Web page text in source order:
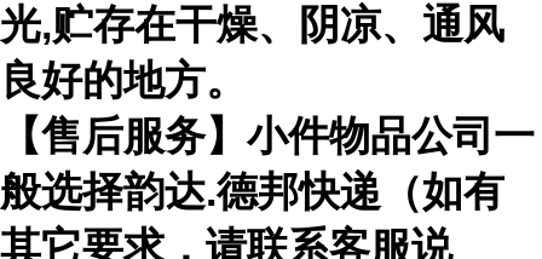
光,贮存在干燥、阴凉、通风
良好的地方。
【售后服务】小件物品公司一
般选择韵达.德邦快递（如有
其它要求，请联系客服说